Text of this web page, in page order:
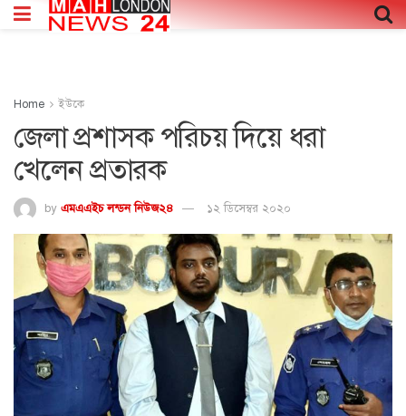
Home ইউকে
জেলা প্রশাসক পরিচয় দিয়ে ধরা
খেলেন প্রতারক
by এমএএইচ লন্ডন নিউজ২৪ ১২ ডিসেম্বর ২০২০